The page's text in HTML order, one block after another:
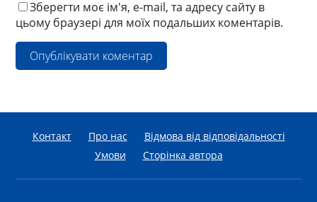
Зберегти моє ім'я, e-mail, та адресу сайту в
цьому браузері для моїх подальших коментарів.
Контакт Про нас
Відмова від відповідальності
Умови
Сторінка автора